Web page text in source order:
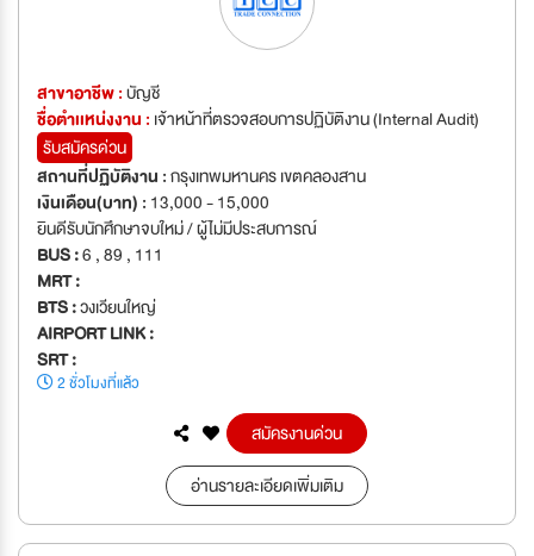
สาขาอาชีพ :บัญชี
ชื่อตำเเหน่งงาน : เจ้าหน้าที่ตรวจสอบการปฏิบัติงาน (Internal Audit)
รับสมัครด่วน
สถานที่ปฏิบัติงาน :กรุงเทพมหานคร เขตคลองสาน
เงินเดือน(บาท) : 13,000 - 15,000
ยินดีรับนักศึกษาจบใหม่ / ผู้ไม่มีประสบการณ์
BUS :6 , 89 , 111
MRT :
BTS :วงเวียนใหญ่
AIRPORT LINK :
SRT :
2 ชั่วโมงที่แล้ว
สมัครงานด่วน
อ่านรายละเอียดเพิ่มเติม